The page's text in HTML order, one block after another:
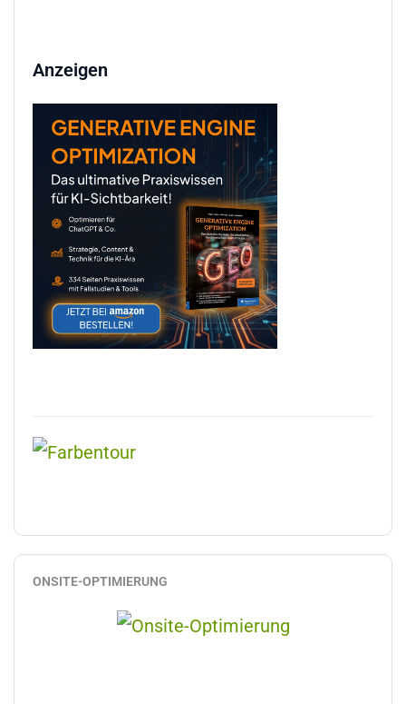
Anzeigen
ONSITE-OPTIMIERUNG